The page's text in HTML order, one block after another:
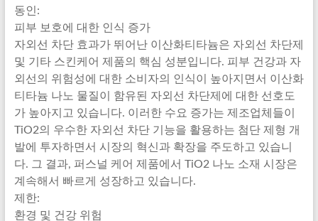
동인:
피부 보호에 대한 인식 증가
자외선 차단 효과가 뛰어난 이산화티타늄은 자외선 차단제
및 기타 스킨케어 제품의 핵심 성분입니다. 피부 건강과 자
외선의 위험성에 대한 소비자의 인식이 높아지면서 이산화
티타늄 나노 물질이 함유된 자외선 차단제에 대한 선호도
가 높아지고 있습니다. 이러한 수요 증가는 제조업체들이
TiO2의 우수한 자외선 차단 기능을 활용하는 첨단 제형 개
발에 투자하면서 시장의 혁신과 확장을 주도하고 있습니
다. 그 결과, 퍼스널 케어 제품에서 TiO2 나노 소재 시장은
계속해서 빠르게 성장하고 있습니다.
제한:
환경 및 건강 위험